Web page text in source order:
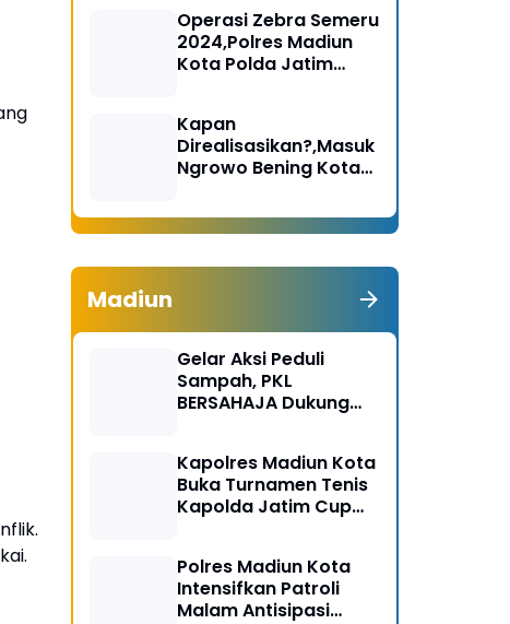
Operasi Zebra Semeru
2024,Polres Madiun
Kota Polda Jatim
Kapan
Direalisasikan?,Masuk
Ngrowo Bening Kota
Dikenakan Tarif
Madiun
Gelar Aksi Peduli
Sampah, PKL
BERSAHAJA Dukung
Madiun
Kapolres Madiun Kota
Buka Turnamen Tenis
Kapolda Jatim Cup
Polres Madiun Kota
Intensifkan Patroli
Malam Antisipasi